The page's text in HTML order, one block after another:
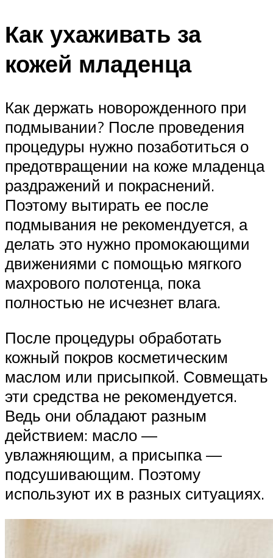
Как ухаживать за
кожей младенца
Как держать новорожденного при
подмывании? После проведения
процедуры нужно позаботиться о
предотвращении на коже младенца
раздражений и покраснений.
Поэтому вытирать ее после
подмывания не рекомендуется, а
делать это нужно промокающими
движениями с помощью мягкого
махрового полотенца, пока
полностью не исчезнет влага.
После процедуры обработать
кожный покров косметическим
маслом или присыпкой. Совмещать
эти средства не рекомендуется.
Ведь они обладают разным
действием: масло —
увлажняющим, а присыпка —
подсушивающим. Поэтому
используют их в разных ситуациях.